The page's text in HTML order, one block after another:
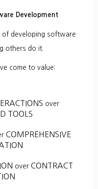
Development
of developing software
others do it.
come to value:
over
TOOLS
COMPREHENSIVE
over CONTRACT